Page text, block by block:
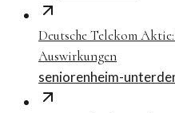
Deutsche Telekom
Auswirkungen
seniorenheim-